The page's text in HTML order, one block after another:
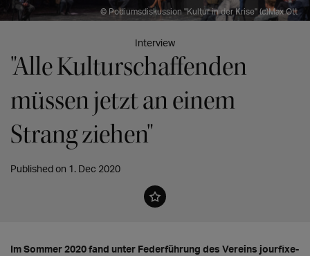
© Podiumsdiskussion "Kultur in der Krise" (c)Max Ott
Interview
"Alle Kulturschaffenden
müssen jetzt an einem
Strang ziehen"
Published on 1. Dec 2020
Im Sommer 2020 fand unter Federführung des Vereins jourfixe-